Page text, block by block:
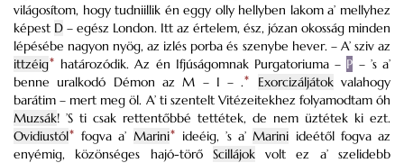
világosítom, hogy tudniillik én eggy olly hellyben lakom a’ mellyhez
képest D – egész London. Itt az értelem, ész, józan okosság minden
lépésébe nagyon nyög, az izlés porba és szenybe hever. – A’ sziv az
ittzéig* határozódik. Az én Ifjúságomnak Purgatoriuma – P – ’s a’
benne uralkodó Démon az M – I – . * Exorcizáljátokvalahogy
barátim – mert meg öl. A’ ti szentelt Vitézeitekhez folyamodtam óh
Muzsák! ’S ti csak rettentőbbé tettétek, de nem üztétek ki ezt.
Ovidiustól* fogva a’ Marini* ideéig, ’s a’Marini ideétől fogva az
enyémig, közönséges hajó-törő Scillájokvolt ez a’ szelidebb